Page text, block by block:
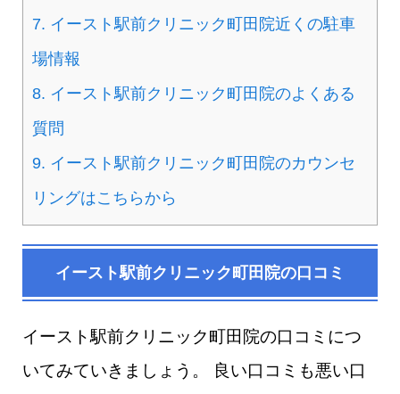
7. イースト駅前クリニック町田院近くの駐車
場情報
8. イースト駅前クリニック町田院のよくある
質問
9. イースト駅前クリニック町田院のカウンセ
リングはこちらから
イースト駅前クリニック町田院の口コミ
イースト駅前クリニック町田院の口コミにつ
いてみていきましょう。 良い口コミも悪い口